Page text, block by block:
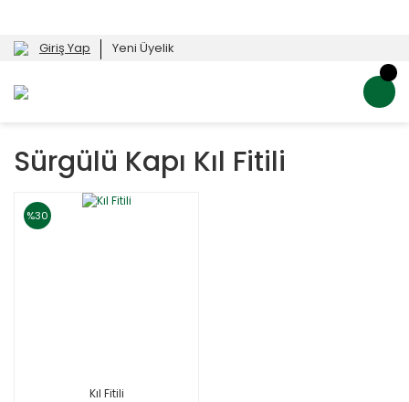
Giriş Yap Yeni Üyelik
Sürgülü Kapı Kıl Fitili
%30
Kıl Fitili